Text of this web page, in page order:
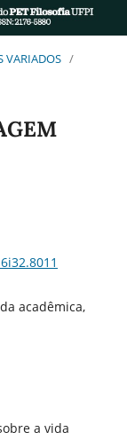
VARIADOS /
acadêmica,
a vida